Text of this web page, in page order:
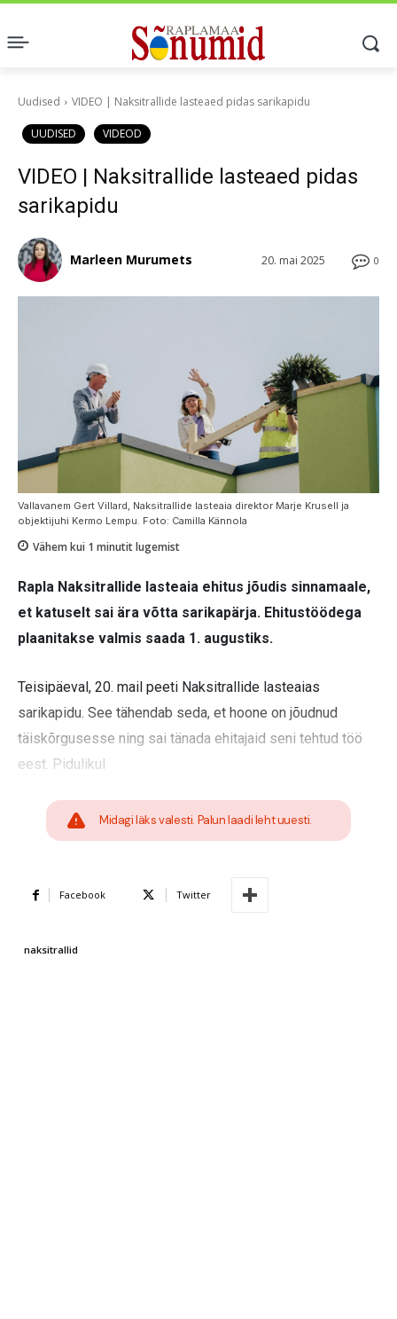
Uudised VIDEO | Naksitrallide lasteaed pidas sarikapidu
UUDISED VIDEOD
VIDEO | Naksitrallide lasteaed pidas
sarikapidu
0
20. mai 2025
Marleen Murumets
Vallavanem Gert Villard, Naksitrallide lasteaia direktor Marje Krusell ja
objektijuhi Kermo Lempu. Foto: Camilla Kännola
Vähem kui 1 minutit lugemist
Rapla Naksitrallide lasteaia ehitus jõudis sinnamaale,
et katuselt sai ära võtta sarikapärja. Ehitustöödega
plaanitakse valmis saada 1. augustiks.
Teisipäeval, 20. mail peeti Naksitrallide lasteaias
sarikapidu. See tähendab seda, et hoone on jõudnud
täiskõrgusesse ning sai tänada ehitajaid seni tehtud töö
eest. Pidulikul
Midagi läks valesti. Palun laadi leht uuesti.
Facebook Twitter
naksitrallid